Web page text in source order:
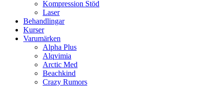
Kompression Stöd
Laser
Behandlingar
Kurser
Varumärken
Alpha Plus
Alqvimia
Arctic Med
Beachkind
Crazy Rumors